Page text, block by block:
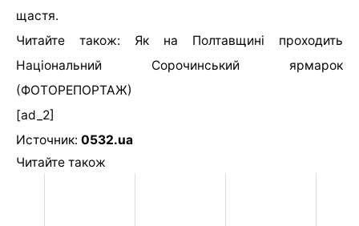
щастя.
Читайте також: Як на Полтавщині проходить
Національний Сорочинський ярмарок
(ФОТОРЕПОРТАЖ)
[ad_2]
Источник: 0532.ua
Читайте також